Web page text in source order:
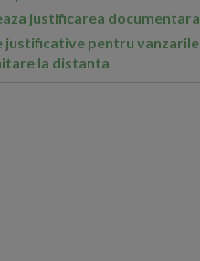
justificarea documentara
justificative pentru vanzarile
la distanta